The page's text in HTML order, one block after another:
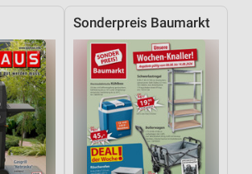
Sonderpreis Baumarkt
aktiv angeforderten